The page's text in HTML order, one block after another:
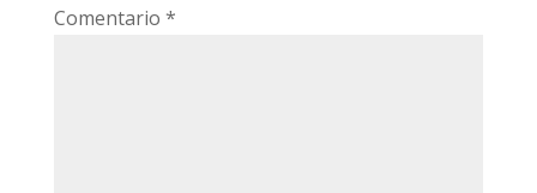
Comentario *